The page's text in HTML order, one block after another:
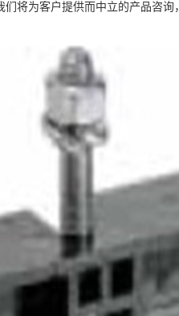
将为客户提供而中立的产品咨